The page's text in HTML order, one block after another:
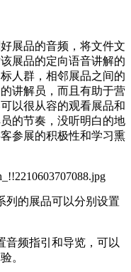
展品的音频，将文件文
展品的定向语音讲解的
人群，相邻展品之间的
讲解员，而且有助于营
以很从容的观看展品和
的节奏，没听明白的地
参展的积极性和学习熏
列的展品可以分别设置
音频指引和导览，可以
。